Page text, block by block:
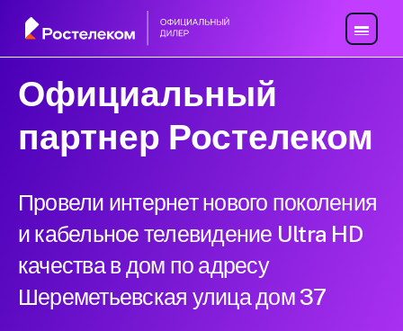
Официальный
партнер Ростелеком
Провели интернет нового поколения
и кабельное телевидение Ultra HD
качества в дом по адресу
Шереметьевская улица дом 37